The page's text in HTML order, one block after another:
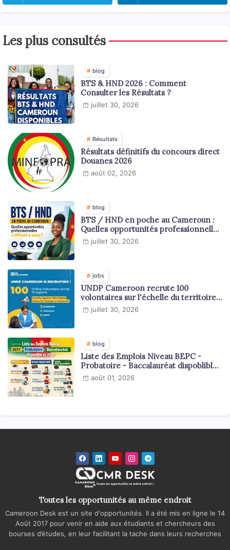
Les plus consultés
blog
BTS & HND 2026 : Comment
Consulter les Résultats ?
juillet 30, 2026
Résultats
Résultats définitifs du concours direct
Douanes 2026
août 02, 2026
blog
BTS / HND en poche au Cameroun :
Quelles opportunités professionnelles
s'offrent à vous ?
juillet 30, 2026
jobs
UNDP Cameroon recrute 100
volontaires sur l'échelle du territoire
national
juillet 30, 2026
blog
Liste des Emplois Niveau BEPC -
Probatoire - Baccalauréat dispoblible
en 2026
août 01, 2026
Toutes les opportunités au même endroit
Cameroon Desk est un site d'opportunités. Il a été mis en ligne le 14
Août 2017 pour venir en aide aux étudiants et chercheurs des
bourses d’études, en leur facilitant la tache dans leurs recherches